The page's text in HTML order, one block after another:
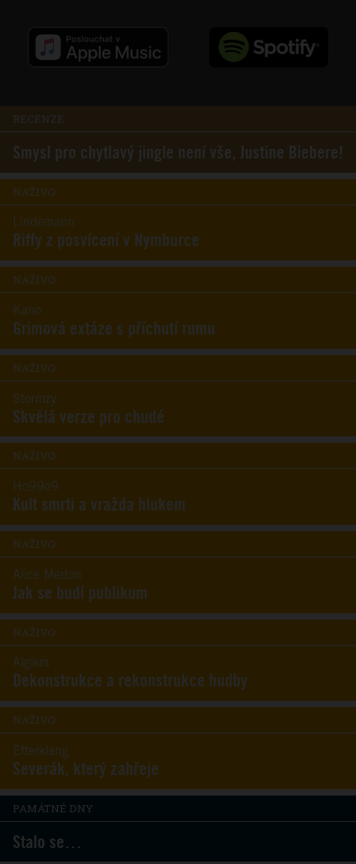
RECENZE
Smysl pro chytlavý jingle není vše, Justine Biebere!
NAŽIVO
Lindemann
Riffy z posvícení v Nymburce
NAŽIVO
Kano
Grimová extáze s příchutí rumu
NAŽIVO
Stormzy
Skvělá verze pro chudé
NAŽIVO
Ho99o9
Kult smrti a vražda hlukem
NAŽIVO
Alice Merton
Jak se budí publikum
NAŽIVO
Algiers
Dekonstrukce a rekonstrukce hudby
NAŽIVO
Efterklang
Severák, který zahřeje
PAMÁTNÉ DNY
Stalo se…